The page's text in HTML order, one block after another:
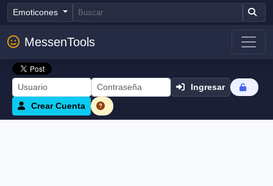
Emoticones
MessenTools
Ingresar
Crear Cuenta